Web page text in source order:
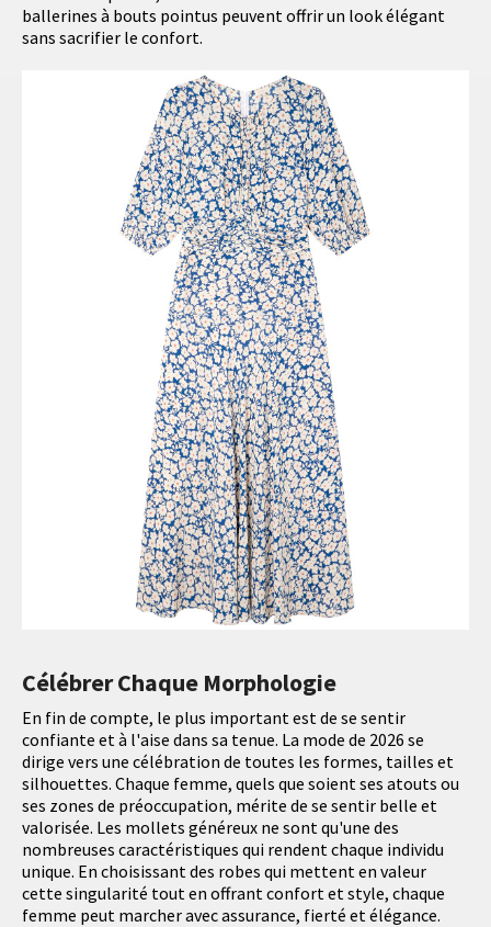
ballerines à bouts pointus peuvent offrir un look élégant
sans sacrifier le confort.
Célébrer Chaque Morphologie
En fin de compte, le plus important est de se sentir
confiante et à l'aise dans sa tenue. La mode de 2026 se
dirige vers une célébration de toutes les formes, tailles et
silhouettes. Chaque femme, quels que soient ses atouts ou
ses zones de préoccupation, mérite de se sentir belle et
valorisée. Les mollets généreux ne sont qu'une des
nombreuses caractéristiques qui rendent chaque individu
unique. En choisissant des robes qui mettent en valeur
cette singularité tout en offrant confort et style, chaque
femme peut marcher avec assurance, fierté et élégance.